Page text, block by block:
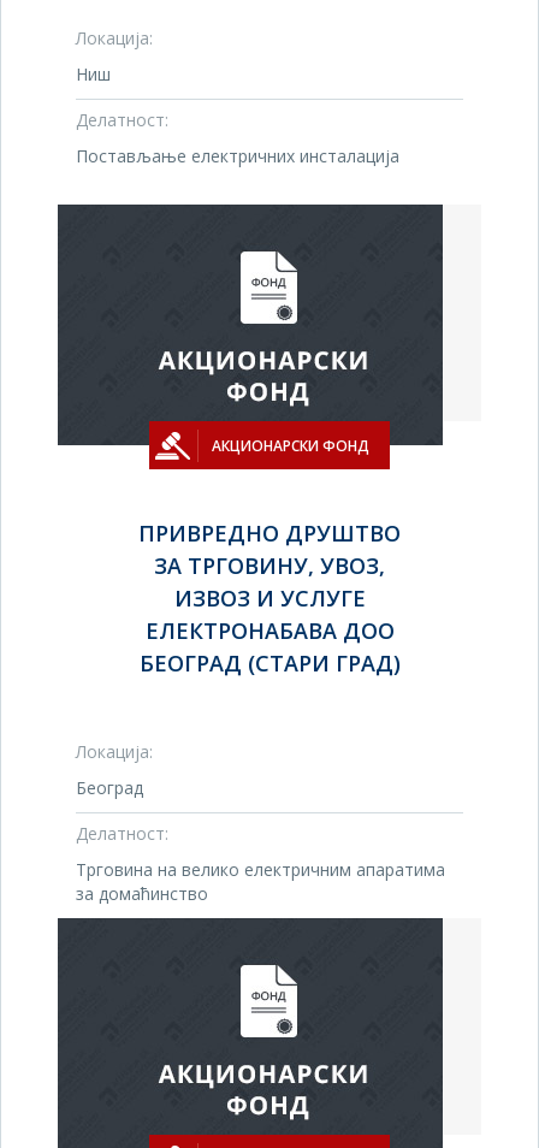
Локација:
Ниш
Делатност:
Постављање електричних инсталација
АКЦИОНАРСКИ ФОНД
ПРИВРЕДНО ДРУШТВО
ЗА ТРГОВИНУ, УВОЗ,
ИЗВОЗ И УСЛУГЕ
ЕЛЕКТРОНАБАВА ДОО
БЕОГРАД (СТАРИ ГРАД)
Локација:
Београд
Делатност:
Трговина на велико електричним апаратима
за домаћинство